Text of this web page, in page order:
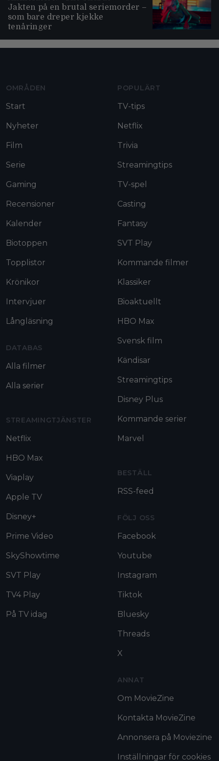
Jakten på en brutal seriemorder –
som bare dreper kjekke
tenåringer
OMRÅDEN
Start
Nyheter
Film
Serie
Gaming
Recensioner
Kalender
Biotoppen
Topplistor
Krönikor
Intervjuer
Långläsning
DATABAS
Alla filmer
Alla serier
STREAMINGTJÄNSTER
Netflix
HBO Max
Viaplay
Apple TV
Disney+
Prime Video
SkyShowtime
SVT Play
TV4 Play
På TV idag
POPULÄRT
TV-tips
Netflix
Trivia
Streamingtips
TV-spel
Casting
Fantasy
SVT Play
Kommande filmer
Klassiker
Bioaktuellt
HBO Max
Svensk film
Kändisar
Streamingtips
Disney Plus
Kommande serier
Marvel
BESTÄLL
RSS-feed
FÖLJ OSS
Facebook
Youtube
Instagram
Tiktok
Bluesky
Threads
X
ANNAT
Om MovieZine
Kontakta MovieZine
Annonsera på Moviezine
Inställningar för cookies